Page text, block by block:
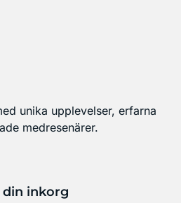
unika upplevelser, erfarna
medresenärer.
din inkorg